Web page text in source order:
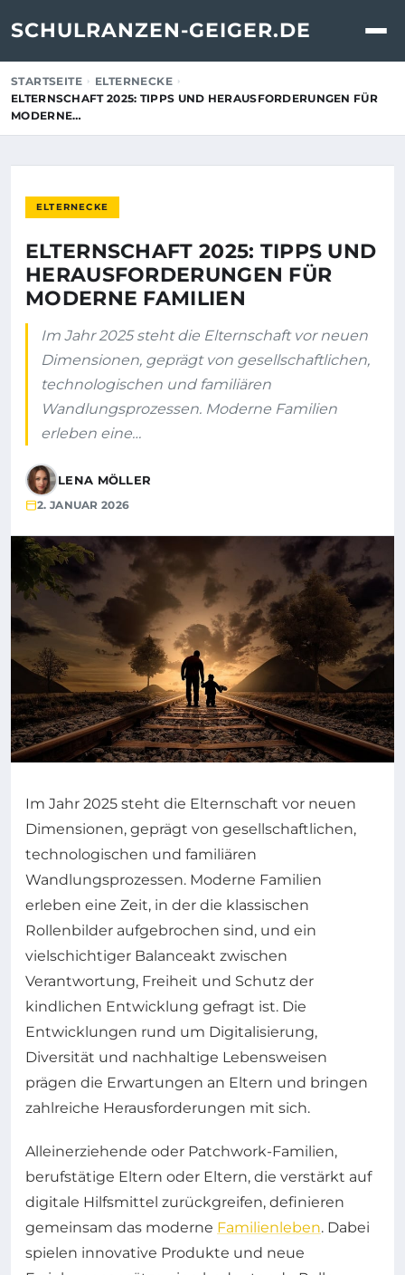
SCHULRANZEN-GEIGER.DE
STARTSEITE
ELTERNECKE
ELTERNSCHAFT 2025: TIPPS UND HERAUSFORDERUNGEN FÜR
MODERNE…
ELTERNECKE
ELTERNSCHAFT 2025: TIPPS UND
HERAUSFORDERUNGEN FÜR
MODERNE FAMILIEN
Im Jahr 2025 steht die Elternschaft vor neuen
Dimensionen, geprägt von gesellschaftlichen,
technologischen und familiären
Wandlungsprozessen. Moderne Familien
erleben eine…
LENA MÖLLER
2. JANUAR 2026
Im Jahr 2025 steht die Elternschaft vor neuen
Dimensionen, geprägt von gesellschaftlichen,
technologischen und familiären
Wandlungsprozessen. Moderne Familien
erleben eine Zeit, in der die klassischen
Rollenbilder aufgebrochen sind, und ein
vielschichtiger Balanceakt zwischen
Verantwortung, Freiheit und Schutz der
kindlichen Entwicklung gefragt ist. Die
Entwicklungen rund um Digitalisierung,
Diversität und nachhaltige Lebensweisen
prägen die Erwartungen an Eltern und bringen
zahlreiche Herausforderungen mit sich.
Alleinerziehende oder Patchwork-Familien,
berufstätige Eltern oder Eltern, die verstärkt auf
digitale Hilfsmittel zurückgreifen, definieren
gemeinsam das moderne Familienleben. Dabei
spielen innovative Produkte und neue